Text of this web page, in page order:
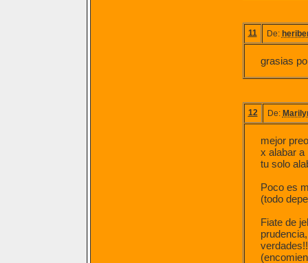
11 De:
grasias
12 De:
mejor
x alabar a
tu solo
Poco es
(todo
Fiate de
verdades!!